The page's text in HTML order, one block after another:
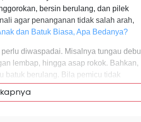
bersin berulang, dan pilek
agar penanganan tidak salah arah,
dan Batuk Biasa, Apa Bedanya?
diwaspadai. Misalnya tungau debu
lembap, hingga asap rokok. Bahkan,
batuk berulang. Bila pemicu tidak
aktivitas Si Kecil.